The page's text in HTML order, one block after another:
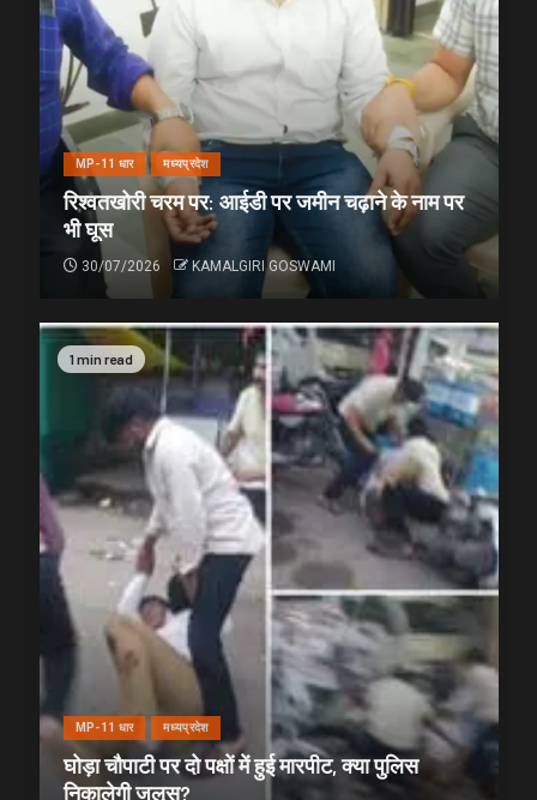
MP-11 धार मध्यप्रदेश
रिश्वतखोरी चरम पर: आईडी पर जमीन चढ़ाने के नाम पर
भी घूस
30/07/2026 KAMALGIRI GOSWAMI
1 min read
MP-11 धार मध्यप्रदेश
घोड़ा चौपाटी पर दो पक्षों में हुई मारपीट, क्या पुलिस
निकालेगी जुलूस?